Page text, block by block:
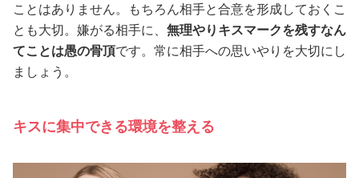
ことはありません。もちろん相手と合意を形成しておくこ
とも大切。嫌がる相手に、 無理やりキスマークを残すなん
てことは愚の骨頂です。常に相手への思いやりを大切にし
ましょう。
キスに集中できる環境を整える